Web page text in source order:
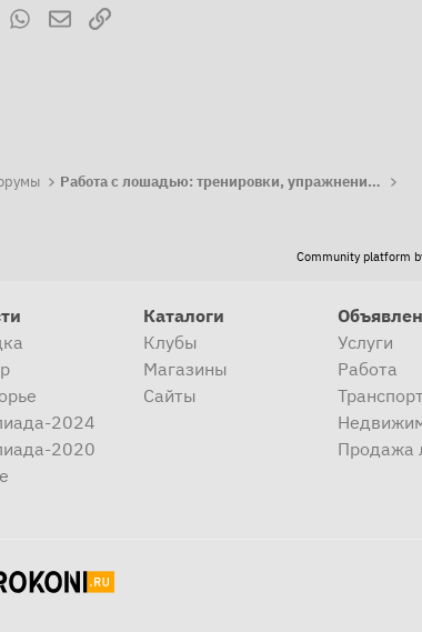
WhatsAppЭлектронная почта
Ссылка
Работа с лошадью: тренировки, упражнения, лайфхаки
Community platform
2024
2020
Каталоги
Клубы
Магазины
Сайты
Услуги
Работа
Продажа